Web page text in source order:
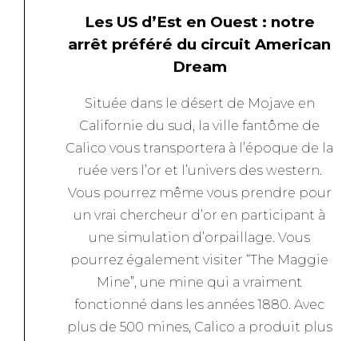
Les US d’Est en Ouest : notre
arrêt préféré du circuit American
Dream
Située dans le désert de Mojave en
Californie du sud, la ville fantôme de
Calico vous transportera à l’époque de la
ruée vers l’or et l’univers des western.
Vous pourrez même vous prendre pour
un vrai chercheur d’or en participant à
une simulation d’orpaillage. Vous
pourrez également visiter “The Maggie
Mine”, une mine qui a vraiment
fonctionné dans les années 1880. Avec
plus de 500 mines, Calico a produit plus